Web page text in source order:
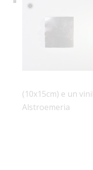
(10x15cm) e un
Alstroemeria